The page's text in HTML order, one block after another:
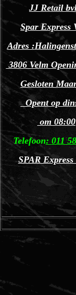
JJ Retail
Spar Express
Adres :
3806 Velm
Gesloten
Opent op
om 08:00
Telefoon: 011
SPAR Express